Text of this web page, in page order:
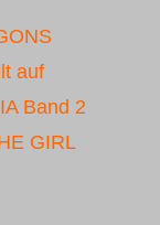
auf
Band 2
GIRL